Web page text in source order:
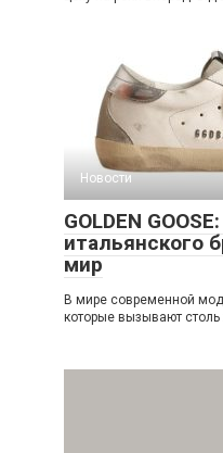
Новости
GOLDEN
итальянского
мир
В мире современной
которые вызывают